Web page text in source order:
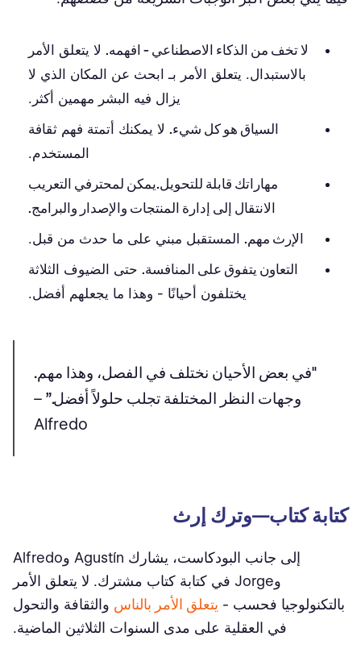
لا تخف من الذكاء الاصطناعي - افهمه.لا يتعلق الأمر
بالاستبدال. يتعلق الأمر بـ ابحث عن المكان الذي لا
يزال فيه البشر مهمين أكثر.
السياق هو كل شيء.لا يمكنك أتمتة فهم ثقافة
المستخدم.
مهاراتك قابلة للتحويل.يمكن لمحترفي التعريب
الانتقال إلى إدارة المنتجات والإصدار والبرامج.
الإرث مهم.المستقبل مبني على ما حدث من قبل.
التعاون يتفوق على المنافسة.حتى الضيوف الثلاثة
يختلفون أحيانًا - وهذا ما يجعلهم أفضل.
"في بعض الأحيان نختلف في الفصل، وهذا مهم.
وجهات النظر المختلفة تجلب حلولاً أفضل.” –
Alfredo
كتابة كتاب—وترك إرث
إلى جانب البودكاست، يشارك Agustín وAlfredo
وJorge في كتابة كتاب مشترك. لا يتعلق الأمر
بالتكنولوجيا فحسب - يتعلق الأمر بالناس والثقافة والتحول
في العقلية على مدى السنوات الثلاثين الماضية.